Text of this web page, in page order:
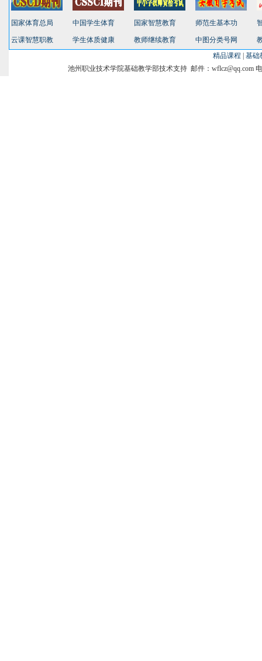
国家体育总局 中国学生体育 国家智慧教育 师范生基本功
云课智慧职教 学生体质健康 教师继续教育 中图分类号网
精品课程
基础
池州职业技术学院基础教学部技术支持 邮件：wflcz@qq.com